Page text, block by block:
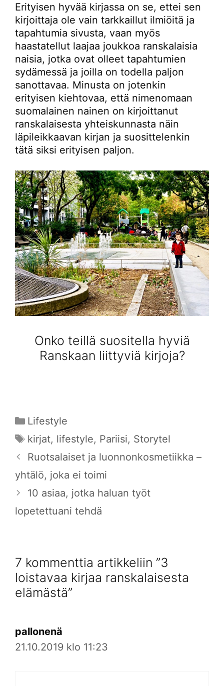
Erityisen hyvää kirjassa on se, ettei sen
kirjoittaja ole vain tarkkaillut ilmiöitä ja
tapahtumia sivusta, vaan myös
haastatellut laajaa joukkoa ranskalaisia
naisia, jotka ovat olleet tapahtumien
sydämessä ja joilla on todella paljon
sanottavaa. Minusta on jotenkin
erityisen kiehtovaa, että nimenomaan
suomalainen nainen on kirjoittanut
ranskalaisesta yhteiskunnasta näin
läpileikkaavan kirjan ja suosittelenkin
tätä siksi erityisen paljon.
Onko teillä suositella hyviä
Ranskaan liittyviä kirjoja?
Kategoriat
Lifestyle
Avainsanat
kirjat, lifestyle, Pariisi, Storytel
Ruotsalaiset ja luonnonkosmetiikka –
yhtälö, joka ei toimi
10 asiaa, jotka haluan työt
lopetettuani tehdä
7 kommenttia artikkeliin ”3
loistavaa kirjaa ranskalaisesta
elämästä”
pallonenä
21.10.2019 klo 11:23